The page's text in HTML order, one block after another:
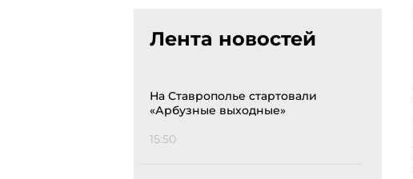
Лента новостей
На Ставрополье стартовали
«Арбузные выходные»
15:50